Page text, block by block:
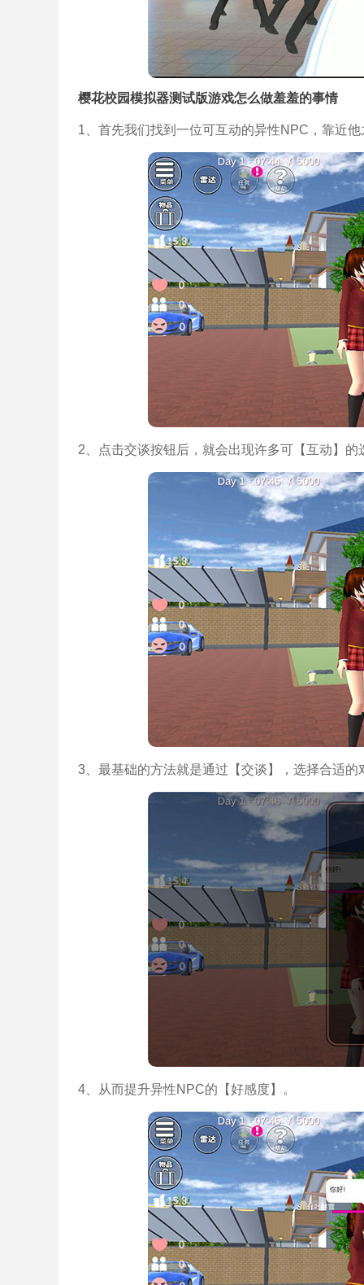
樱花校园模拟器测试版游戏怎么做羞羞的事情
1、首先我们找到一位可互动的异性NPC，靠近
2、点击交谈按钮后，就会出现许多可【互动】的
3、最基础的方法就是通过【交谈】，选择合适的
4、从而提升异性NPC的【好感度】。